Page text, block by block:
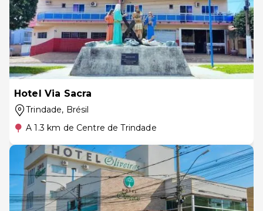
Hotel Via Sacra
Trindade, Brésil
A 1.3 km de Centre de Trindade